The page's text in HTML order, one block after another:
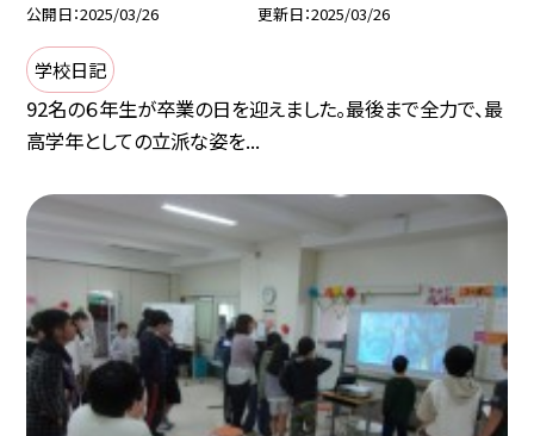
公開日 2025/03/26 更新日 2025/03/26
学校日記
92名の６年生が卒業の日を迎えました。最後まで全力で、最
高学年としての立派な姿を...